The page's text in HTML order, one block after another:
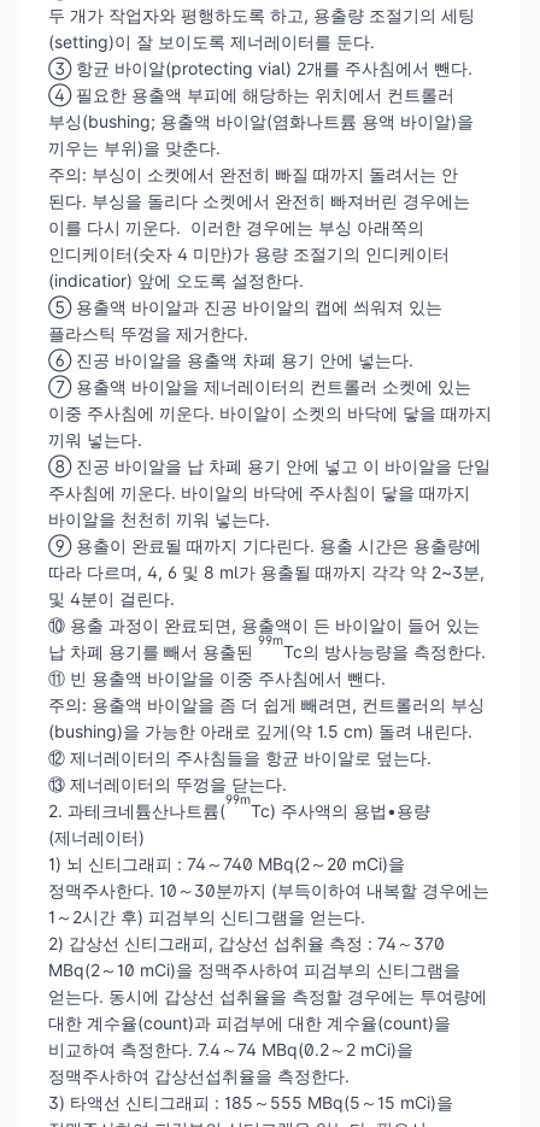
두 개가 작업자와 평행하도록 하고, 용출량 조절기의 세팅
(setting)이 잘 보이도록 제너레이터를 둔다.
③ 항균 바이알(protecting vial) 2개를 주사침에서 뺀다.
④ 필요한 용출액 부피에 해당하는 위치에서 컨트롤러
부싱(bushing; 용출액 바이알(염화나트륨 용액 바이알)을
끼우는 부위)을 맞춘다.
주의: 부싱이 소켓에서 완전히 빠질 때까지 돌려서는 안
된다. 부싱을 돌리다 소켓에서 완전히 빠져버린 경우에는
이를 다시 끼운다. 이러한 경우에는 부싱 아래쪽의
인디케이터(숫자 4 미만)가 용량 조절기의 인디케이터
(indicatior) 앞에 오도록 설정한다.
⑤ 용출액 바이알과 진공 바이알의 캡에 씌워져 있는
플라스틱 뚜껑을 제거한다.
⑥ 진공 바이알을 용출액 차폐 용기 안에 넣는다.
⑦ 용출액 바이알을 제너레이터의 컨트롤러 소켓에 있는
이중 주사침에 끼운다. 바이알이 소켓의 바닥에 닿을 때까지
끼워 넣는다.
⑧ 진공 바이알을 납 차폐 용기 안에 넣고 이 바이알을 단일
주사침에 끼운다. 바이알의 바닥에 주사침이 닿을 때까지
바이알을 천천히 끼워 넣는다.
⑨ 용출이 완료될 때까지 기다린다. 용출 시간은 용출량에
따라 다르며, 4, 6 및 8 ml가 용출될 때까지 각각 약 2~3분,
및 4분이 걸린다.
⑩ 용출 과정이 완료되면, 용출액이 든 바이알이 들어 있는
납 차폐 용기를 빼서 용출된
99m
Tc의 방사능량을 측정한다.
⑪ 빈 용출액 바이알을 이중 주사침에서 뺀다.
주의: 용출액 바이알을 좀 더 쉽게 빼려면, 컨트롤러의 부싱
(bushing)을 가능한 아래로 깊게(약 1.5 cm) 돌려 내린다.
⑫ 제너레이터의 주사침들을 항균 바이알로 덮는다.
⑬ 제너레이터의 뚜껑을 닫는다.
2. 과테크네튬산나트륨(
99m
Tc) 주사액의 용법•용량
(제너레이터)
1) 뇌 신티그래피 : 74～740 MBq(2～20 mCi)을
정맥주사한다. 10～30분까지 (부득이하여 내복할 경우에는
1～2시간 후) 피검부의 신티그램을 얻는다.
2) 갑상선 신티그래피, 갑상선 섭취율 측정 : 74～370
MBq(2～10 mCi)을 정맥주사하여 피검부의 신티그램을
얻는다. 동시에 갑상선 섭취율을 측정할 경우에는 투여량에
대한 계수율(count)과 피검부에 대한 계수율(count)을
비교하여 측정한다. 7.4～74 MBq(0.2～2 mCi)을
정맥주사하여 갑상선섭취율을 측정한다.
3) 타액선 신티그래피 : 185～555 MBq(5～15 mCi)을